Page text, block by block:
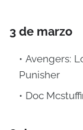
3 de marzo
Avengers:
Punisher
Doc